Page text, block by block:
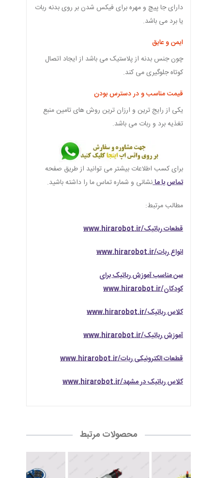
دارای جا پیچ و مهره برای فیکس شدن بر روی بدنه ربات
یا برد می باشد.
ایمن و عایق
چون جنس بدنه از پلاستیک می باشد از ایجاد اتصال
کوتاه جلوگیری می کند.
قیمت مناسب و در دسترس بودن
یکی از رایج ترین و ارزان ترین روش های تامین منبع
تغذیه برد و ربات می باشد.
برای کسب اطلاعات بیشتر می توانید از طریق صفحه
تماس با مانشانی و شماره تماس ما را داشته باشید.
مطالب مرتبط:
قطعات رباتیک/www.hirarobot.ir
انواع ربات/www.hirarobot.ir
سن مناسب آموزش رباتیک برای
کودکان/www.hirarobot.ir
کلاس رباتیک/www.hirarobot.ir
آموزش رباتیک/www.hirarobot.ir
قطعات الکترونیکی ربات/www.hirarobot.ir
کلاس رباتیک در مشهد/www.hirarobot.ir
محصولات مرتبط